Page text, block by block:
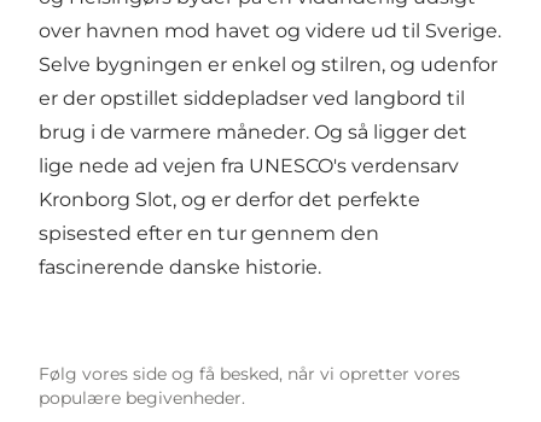
over havnen mod havet og videre ud til Sverige.
Selve bygningen er enkel og stilren, og udenfor
er der opstillet siddepladser ved langbord til
brug i de varmere måneder. Og så ligger det
lige nede ad vejen fra UNESCO's verdensarv
Kronborg Slot, og er derfor det perfekte
spisested efter en tur gennem den
fascinerende danske historie.
Følg vores side og få besked, når vi opretter vores
populære begivenheder.